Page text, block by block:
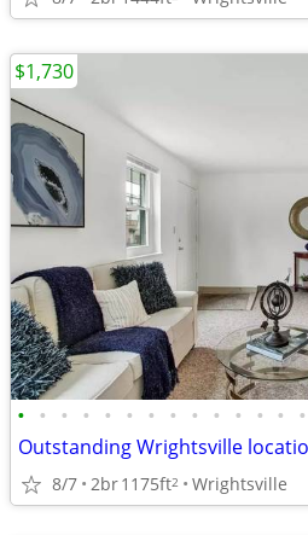
• • • • • • • • • • • • • •
8/7 2br1175ft2 Wrightsville
$1,730